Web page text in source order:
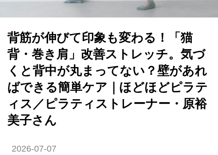
背筋が伸びて印象も変わる！「猫
背・巻き肩」改善ストレッチ。気づ
くと背中が丸まってない？壁があれ
ばできる簡単ケア｜ほどほどピラテ
ィス／ピラティストレーナー・原裕
美子さん
2026-07-07